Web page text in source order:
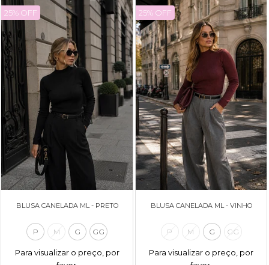
25% OFF
BLUSA CANELADA ML - PRETO
P M G GG
Para visualizar o preço, por
25% OFF
BLUSA CANELADA ML - VINHO
P M G GG
Para visualizar o preço, por